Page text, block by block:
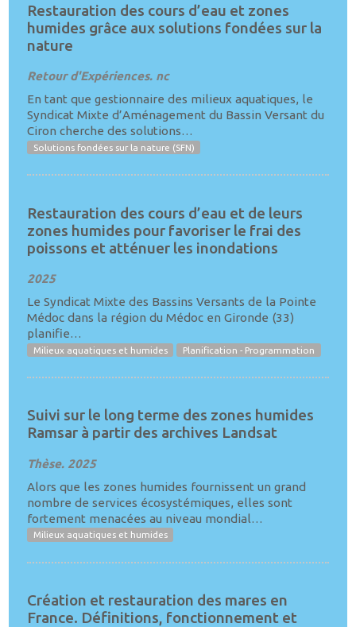
Restauration des cours d’eau et zones
humides grâce aux solutions fondées sur la
nature
Retour d'Expériences. nc
En tant que gestionnaire des milieux aquatiques, le
Syndicat Mixte d’Aménagement du Bassin Versant du
Ciron cherche des solutions…
Solutions fondées sur la nature (SFN)
Restauration des cours d’eau et de leurs
zones humides pour favoriser le frai des
poissons et atténuer les inondations
2025
Le Syndicat Mixte des Bassins Versants de la Pointe
Médoc dans la région du Médoc en Gironde (33)
planifie…
Milieux aquatiques et humides Planification - Programmation
Suivi sur le long terme des zones humides
Ramsar à partir des archives Landsat
Thèse. 2025
Alors que les zones humides fournissent un grand
nombre de services écosystémiques, elles sont
fortement menacées au niveau mondial…
Milieux aquatiques et humides
Création et restauration des mares en
France. Définitions, fonctionnement et